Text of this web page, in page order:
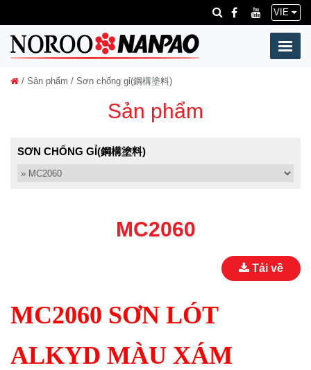
VIE
/ Sản phẩm / Sơn chống gỉ(鋼構塗料)
Sản phẩm
SƠN CHỐNG GỈ(鋼構塗料)
MC2060
Tải về
MC2060 SƠN LÓT
ALKYD MÀU XÁM